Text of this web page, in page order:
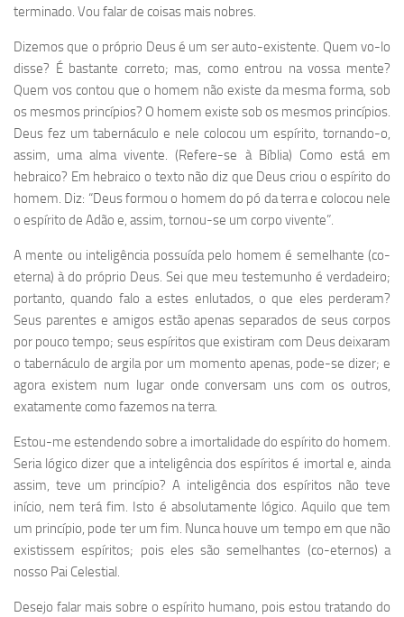
terminado. Vou falar de coisas mais nobres.
Dizemos que o próprio Deus é um ser auto-existente. Quem vo-lo
disse? É bastante correto; mas, como entrou na vossa mente?
Quem vos contou que o homem não existe da mesma forma, sob
os mesmos princípios? O homem existe sob os mesmos princípios.
Deus fez um tabernáculo e nele colocou um espírito, tornando-o,
assim, uma alma vivente. (Refere-se à Bíblia) Como está em
hebraico? Em hebraico o texto não diz que Deus criou o espírito do
homem. Diz: “Deus formou o homem do pó da terra e colocou nele
o espírito de Adão e, assim, tornou-se um corpo vivente”.
A mente ou inteligência possuída pelo homem é semelhante (co-
eterna) à do próprio Deus. Sei que meu testemunho é verdadeiro;
portanto, quando falo a estes enlutados, o que eles perderam?
Seus parentes e amigos estão apenas separados de seus corpos
por pouco tempo; seus espíritos que existiram com Deus deixaram
o tabernáculo de argila por um momento apenas, pode-se dizer; e
agora existem num lugar onde conversam uns com os outros,
exatamente como fazemos na terra.
Estou-me estendendo sobre a imortalidade do espírito do homem.
Seria lógico dizer que a inteligência dos espíritos é imortal e, ainda
assim, teve um princípio? A inteligência dos espíritos não teve
início, nem terá fim. Isto é absolutamente lógico. Aquilo que tem
um princípio, pode ter um fim. Nunca houve um tempo em que não
existissem espíritos; pois eles são semelhantes (co-eternos) a
nosso Pai Celestial.
Desejo falar mais sobre o espírito humano, pois estou tratando do